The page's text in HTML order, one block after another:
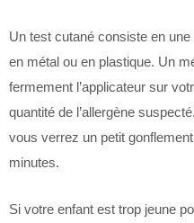
Un test cutané consiste en
en métal ou en plastique. Un
fermement l’applicateur sur
quantité de l’allergène
vous verrez un petit
minutes.
Si votre enfant est trop jeune